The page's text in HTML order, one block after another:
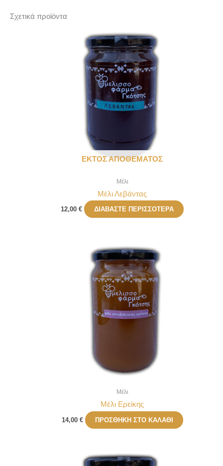
Σχετικά προϊόντα
ΕΚΤΌΣ ΑΠΟΘΈΜΑΤΟΣ
Μέλι
Μέλι Λεβάντας
12,00€ ΔΙΑΒΆΣΤΕ ΠΕΡΙΣΣΌΤΕΡΑ
Μέλι
Μέλι Ερείκης
14,00 € ΠΡΟΣΘΉΚΗ ΣΤΟ ΚΑΛΆΘΙ